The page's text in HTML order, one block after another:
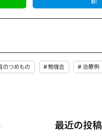
のつめもの 勉強会 治療例
最近の投稿